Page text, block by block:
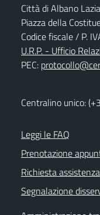
Città di Albano
Piazza della
Codice fiscale / P.
U.R.P. - Ufficio
PEC:
Centralino unico:
Leggi le FAQ
Prenotazione
Richiesta assistenza
Segnalazione